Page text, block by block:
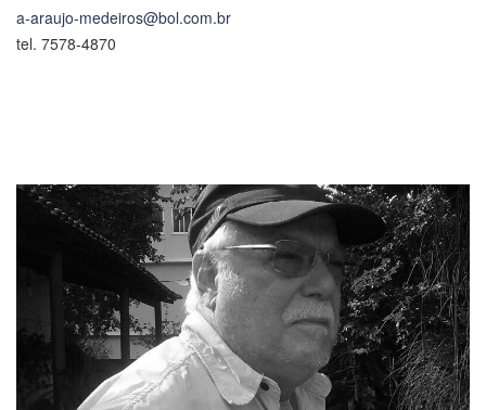
a-araujo-medeiros@bol.com.br
tel. 7578-4870